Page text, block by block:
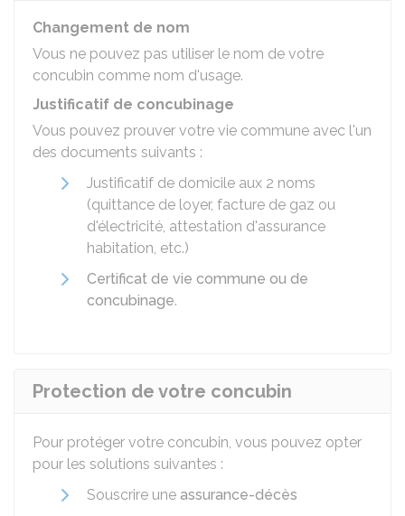
Changement de nom
Vous ne pouvez pas utiliser le nom de votre
concubin comme nom d'usage.
Justificatif de concubinage
Vous pouvez prouver votre vie commune avec l'un
des documents suivants :
Justificatif de domicile aux 2 noms
(quittance de loyer, facture de gaz ou
d'électricité, attestation d'assurance
habitation, etc.)
Certificat de vie commune ou de
concubinage.
Protection de votre concubin
Pour protéger votre concubin, vous pouvez opter
pour les solutions suivantes :
Souscrire une assurance-décès